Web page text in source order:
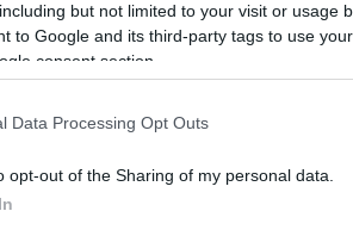
but not limited to your visit or usage
to Google and its third-party tags to use
consent section.
Data Processing Opt Outs
opt-out of the Sharing of my personal data.
prišlo do požara saj v dimniku
pa so hitro prispeli gasilci